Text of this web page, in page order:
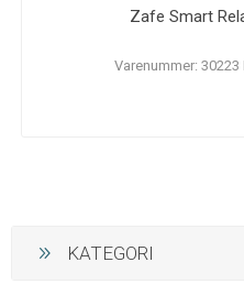
Zafe Smart
Varenummer:
KATEGORI